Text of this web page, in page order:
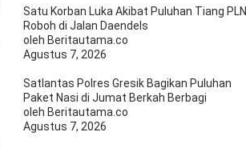
Satu Korban Luka Akibat Puluhan Tiang PLN
Roboh di Jalan Daendels
oleh Beritautama.co
Agustus 7, 2026
Satlantas Polres Gresik Bagikan Puluhan
Paket Nasi di Jumat Berkah Berbagi
oleh Beritautama.co
Agustus 7, 2026